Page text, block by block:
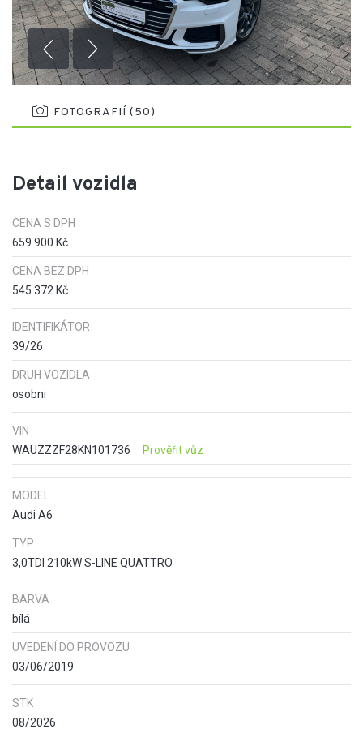
FOTOGRAFIÍ (50)
Detail vozidla
CENA S DPH
659 900 Kč
CENA BEZ DPH
545 372 Kč
IDENTIFIKÁTOR
39/26
DRUH VOZIDLA
osobni
VIN
WAUZZZF28KN101736
Prověřit vůz
MODEL
Audi A6
TYP
3,0TDI 210kW S-LINE QUATTRO
BARVA
bílá
UVEDENÍ DO PROVOZU
03/06/2019
STK
08/2026